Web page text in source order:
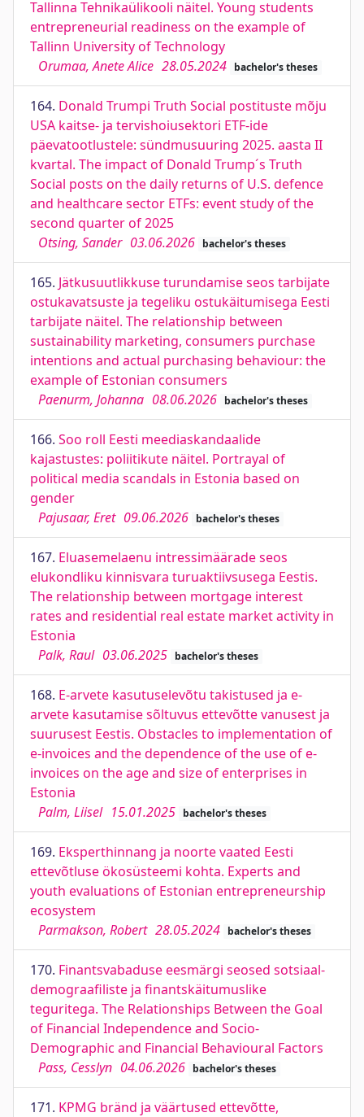
Tallinna Tehnikaülikooli näitel. Young students
entrepreneurial readiness on the example of
Tallinn University of Technology
Orumaa, Anete Alice 28.05.2024 bachelor's theses
164. Donald Trumpi Truth Social postituste mõju
USA kaitse- ja tervishoiusektori ETF-ide
päevatootlustele: sündmusuuring 2025. aasta II
kvartal. The impact of Donald Trump´s Truth
Social posts on the daily returns of U.S. defence
and healthcare sector ETFs: event study of the
second quarter of 2025
Otsing, Sander 03.06.2026 bachelor's theses
165. Jätkusuutlikkuse turundamise seos tarbijate
ostukavatsuste ja tegeliku ostukäitumisega Eesti
tarbijate näitel. The relationship between
sustainability marketing, consumers purchase
intentions and actual purchasing behaviour: the
example of Estonian consumers
Paenurm, Johanna 08.06.2026 bachelor's theses
166. Soo roll Eesti meediaskandaalide
kajastustes: poliitikute näitel. Portrayal of
political media scandals in Estonia based on
gender
Pajusaar, Eret 09.06.2026 bachelor's theses
167. Eluasemelaenu intressimäärade seos
elukondliku kinnisvara turuaktiivsusega Eestis.
The relationship between mortgage interest
rates and residential real estate market activity in
Estonia
Palk, Raul 03.06.2025 bachelor's theses
168. E-arvete kasutuselevõtu takistused ja e-
arvete kasutamise sõltuvus ettevõtte vanusest ja
suurusest Eestis. Obstacles to implementation of
e-invoices and the dependence of the use of e-
invoices on the age and size of enterprises in
Estonia
Palm, Liisel 15.01.2025 bachelor's theses
169. Eksperthinnang ja noorte vaated Eesti
ettevõtluse ökosüsteemi kohta. Experts and
youth evaluations of Estonian entrepreneurship
ecosystem
Parmakson, Robert 28.05.2024 bachelor's theses
170. Finantsvabaduse eesmärgi seosed sotsiaal-
demograafiliste ja finantskäitumuslike
teguritega. The Relationships Between the Goal
of Financial Independence and Socio-
Demographic and Financial Behavioural Factors
Pass, Cesslyn 04.06.2026 bachelor's theses
171. KPMG bränd ja väärtused ettevõtte,